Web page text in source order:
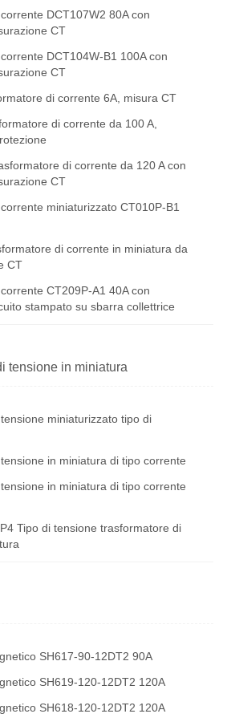
DCT107W2 80A con
CT
DCT104W-B1 100A con
CT
di corrente 6A, misura CT
di corrente da 100 A,
di corrente da 120 A con
CT
miniaturizzato CT010P-B1
di corrente in miniatura da
CT
CT209P-A1 40A con
stampato su sbarra collettrice
tensione in miniatura
miniaturizzato tipo di
in miniatura di tipo corrente
in miniatura di tipo corrente
Tipo di tensione trasformatore di
SH617-90-12DT2 90A
SH619-120-12DT2 120A
SH618-120-12DT2 120A